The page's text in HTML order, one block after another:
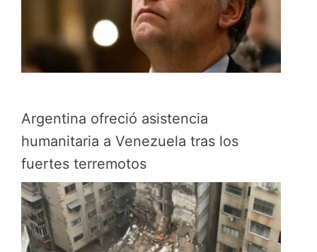
Argentina ofreció asistencia
humanitaria a Venezuela tras los
fuertes terremotos